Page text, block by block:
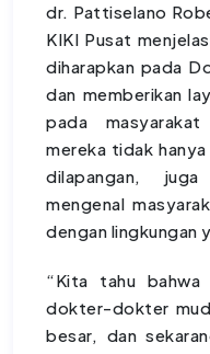
dr. Pattiselano
KIKI Pusat
diharapkan pada
dan memberikan
pada
mereka tidak
dilapangan,
mengenal
dengan lingkungan
“Kita tahu
dokter-dokter
besar, dan